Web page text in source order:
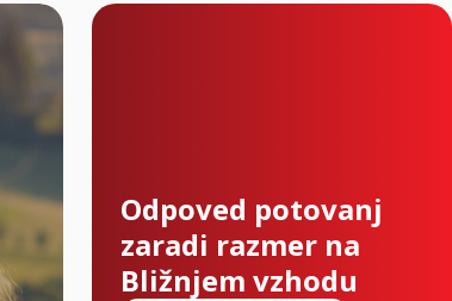
Odpoved potovanj
zaradi razmer na
Bližnjem vzhodu